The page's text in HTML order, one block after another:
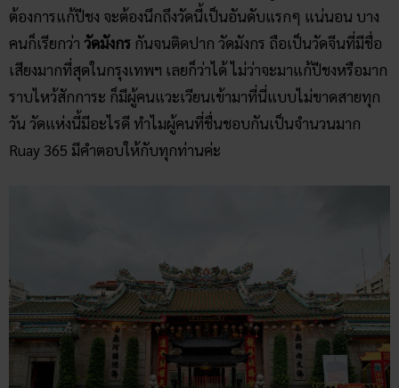
ต้องการแก้ปีชง จะต้องนึกถึงวัดนี้เป็นอันดับแรกๆ แน่นอน บาง
คนก็เรียกว่า วัดมังกร กันจนติดปาก วัดมังกร ถือเป็นวัดจีนที่มีชื่อ
เสียงมากที่สุดในกรุงเทพฯ เลยก็ว่าได้ ไม่ว่าจะมาแก้ปีชงหรือมาก
ราบไหว้สักการะ ก็มีผู้คนแวะเวียนเข้ามาที่นี่แบบไม่ขาดสายทุก
วัน วัดแห่งนี้มีอะไรดี ทำไมผู้คนที่ชื่นชอบกันเป็นจำนวนมาก
Ruay 365 มีคำตอบให้กับทุกท่านค่ะ